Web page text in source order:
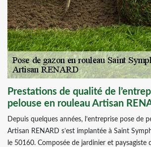
Prestations de qualité de
pelouse en rouleau Artisan
Depuis quelques années, l’entreprise pose de
Artisan RENARD s’est implantée à Saint
le 50160. Composée de jardinier et paysagiste